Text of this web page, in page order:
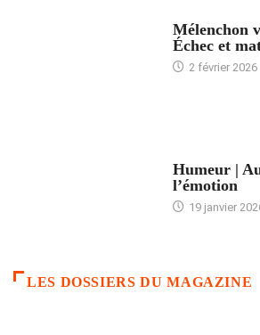
Mélenchon
Échec et
2 février 2026
Humeur |
l’émotion
19 janvier
LES DOSSIERS DU MAGAZINE